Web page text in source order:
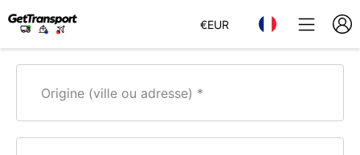
€EUR
Origine (ville ou adresse)